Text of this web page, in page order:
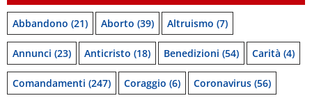
Abbandono (21) Aborto (39) Altruismo (7)
Annunci (23) Anticristo (18) Benedizioni (54) Carità (4)
Comandamenti (247) Coraggio (6) Coronavirus (56)